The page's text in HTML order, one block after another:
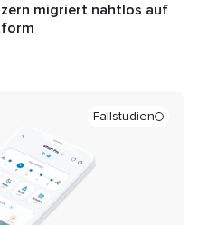
migriert nahtlos auf
Fallstudien